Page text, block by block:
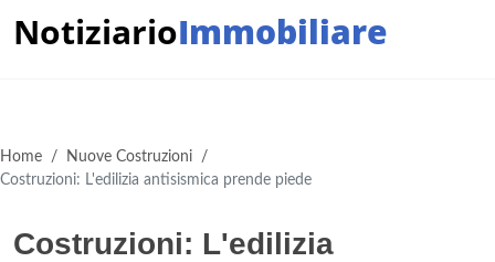
NotiziarioImmobiliare
Home / Nuove Costruzioni /
Costruzioni: L'edilizia antisismica prende piede
Costruzioni: L'edilizia